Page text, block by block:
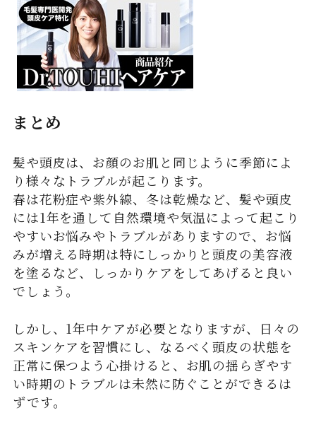
まとめ
髪や頭皮は、お顔のお肌と同じように季節によ
り様々なトラブルが起こります。
春は花粉症や紫外線、冬は乾燥など、髪や頭皮
には1年を通して自然環境や気温によって起こり
やすいお悩みやトラブルがありますので、お悩
みが増える時期は特にしっかりと頭皮の美容液
を塗るなど、しっかりケアをしてあげると良い
でしょう。
しかし、1年中ケアが必要となりますが、日々の
スキンケアを習慣にし、なるべく頭皮の状態を
正常に保つよう心掛けると、お肌の揺らぎやす
い時期のトラブルは未然に防ぐことができるは
ずです。